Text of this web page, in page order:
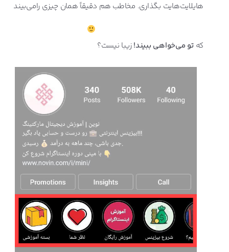
هایلایت‌هایت بگذاری. مخاطب هم دقیقاً همان چیزی رامی‌بیند
کهتو میخواهی ببیند!زیبا نیست؟